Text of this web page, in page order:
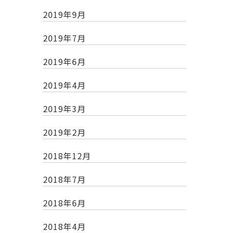
2019年9月
2019年7月
2019年6月
2019年4月
2019年3月
2019年2月
2018年12月
2018年7月
2018年6月
2018年4月